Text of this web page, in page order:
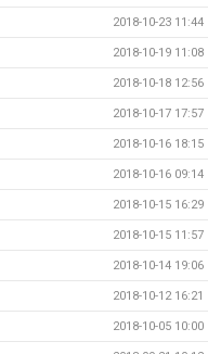
2018-10-23 11:44
2018-10-19 11:08
2018-10-18 12:56
2018-10-17 17:57
2018-10-16 18:15
2018-10-16 09:14
2018-10-15 16:29
2018-10-15 11:57
2018-10-14 19:06
2018-10-12 16:21
2018-10-05 10:00